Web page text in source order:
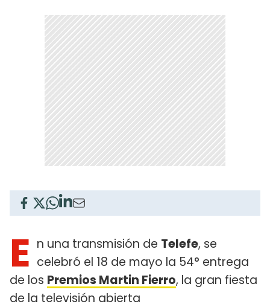
E n una transmisión de Telefe, se
celebró el 18 de mayo la 54° entrega
de los Premios Martin Fierro, la gran fiesta
de la televisión abierta